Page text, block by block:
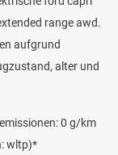
range awd.
aufgrund
alter und
0 g/km
wltp)*